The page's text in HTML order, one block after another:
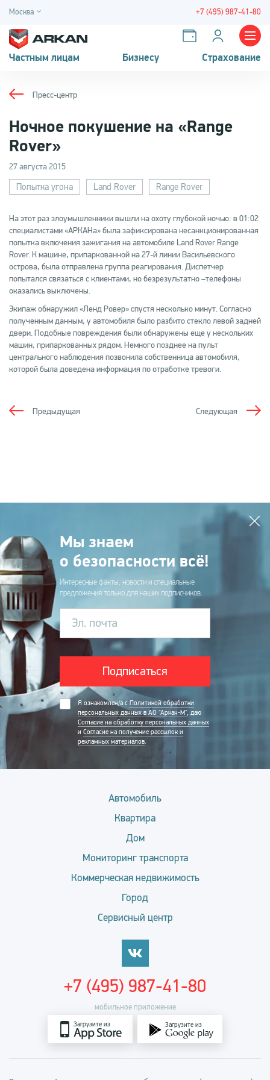
Москва +7 (495) 987-41-80
Частным лицам Бизнесу Страхование
Пресс-центр
Ночное покушение на «Range
Rover»
27 августа 2015
Попытка угона Land Rover Range Rover
На этот раз злоумышленники вышли на охоту глубокой ночью: в 01:02
специалистами «АРКАНа» была зафиксирована несанкционированная
попытка включения зажигания на автомобиле Land Rover Range
Rover. К машине, припаркованной на 27-й линии Васильевского
острова, была отправлена группа реагирования. Диспетчер
попытался связаться с клиентами, но безрезультатно –телефоны
оказались выключены.
Экипаж обнаружил «Ленд Ровер» спустя несколько минут. Согласно
полученным данным, у автомобиля было разбито стекло левой задней
двери. Подобные повреждения были обнаружены еще у нескольких
машин, припаркованных рядом. Немного позднее на пульт
центрального наблюдения позвонила собственница автомобиля,
которой была доведена информация по отработке тревоги.
Следующая
Предыдущая
Мы знаем
о безопасности всё!
Интересные факты, новости и специальные
предложения только для наших подписчиков.
Эл. почта
Подписаться
Я ознакомлен/а с Политикой обработки
персональных данных в АО "Аркан-М", даю
Согласие на обработку персональных данных
и Согласие на получение рассылок и
рекламных материалов.
Автомобиль
Квартира
Дом
Мониторинг транспорта
Коммерческая недвижимость
Город
Сервисный центр
мобильное приложение
Загрузите из Загрузите из
+7 (495) 987-41-80